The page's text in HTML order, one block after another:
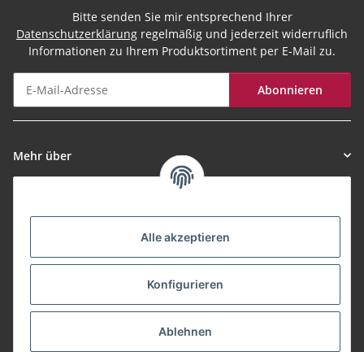
Alle akzeptieren
Konfigurieren
Ablehnen
Bitte senden Sie mir entsprechend Ihrer
Datenschutzerklärung regelmäßig und jederzeit widerruflich
Informationen zu Ihrem Produktsortiment per E-Mail zu.
Abonnieren
Mehr über